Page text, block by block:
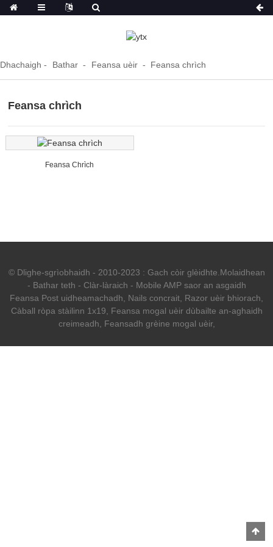
Dhachaigh Bathar Feansa uèir Feansa chrìch
Feansa chrìch
Feansa Chrìch
© Dlighe-sgrìobhaidh - 2010-2023 : Gach còir glèidhte. Molaidhean
- Bathar teth - Clàr-làraich - Mobile AMP saor an asgaidh
Feansa Post uidheamachadh
Nails concrait Razor uèir bhiorach
Càball ròpa stàilinn 1x19
Feansa mogal uèir dùbailte an-aghaidh
creimeadh
Feansadh grèine mogal uèir,